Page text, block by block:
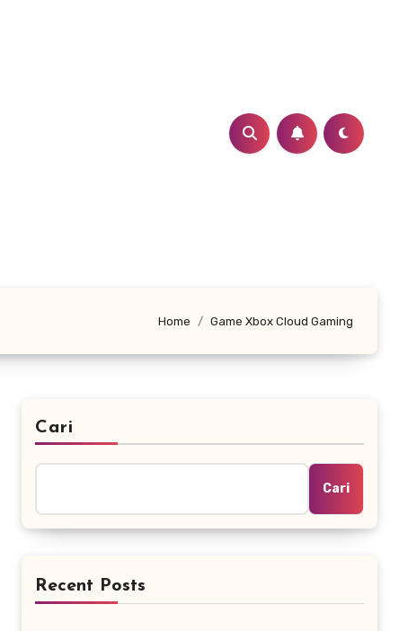
Home Game Xbox Cloud Gaming
Cari
Cari
Recent Posts